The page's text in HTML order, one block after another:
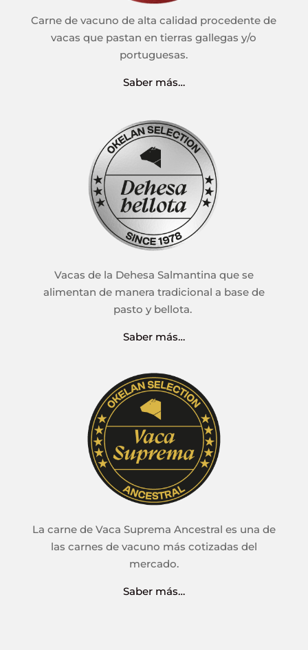
Carne de vacuno de alta calidad procedente de
vacas que pastan en tierras gallegas y/o
portuguesas.
Saber más…
Vacas de la Dehesa Salmantina que se
alimentan de manera tradicional a base de
pasto y bellota.
Saber más…
La carne de Vaca Suprema Ancestral es una de
las carnes de vacuno más cotizadas del
mercado.
Saber más…